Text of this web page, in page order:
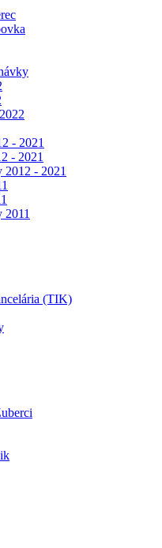
- 2021
- 2021
2012 - 2021
2011
(TIK)